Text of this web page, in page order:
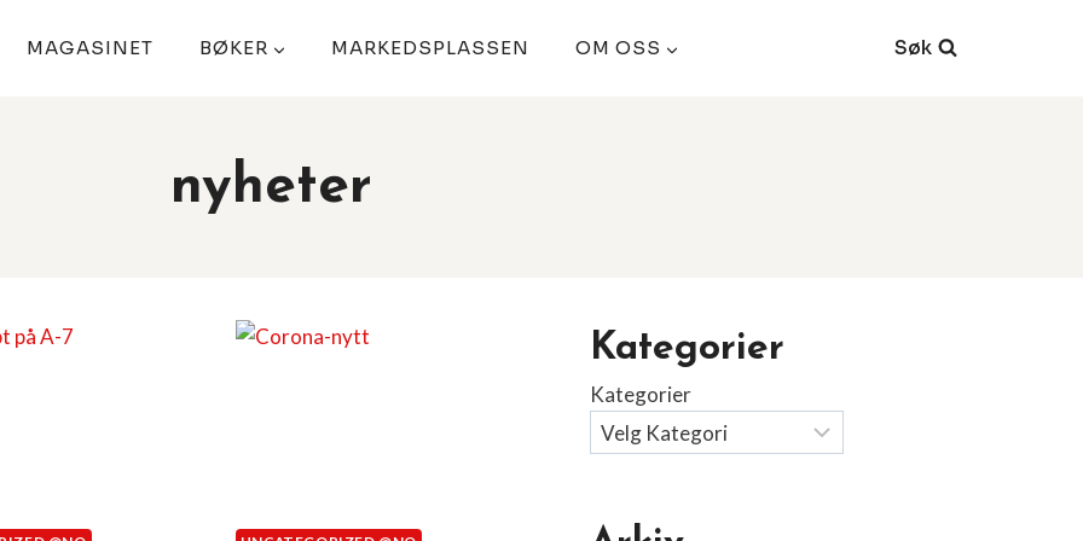
MAGASINET BØKER MARKEDSPLASSEN OM OSS Søk
nyheter
Kategorier
Kategorier